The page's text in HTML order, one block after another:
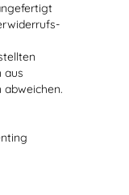
aus
abweichen.